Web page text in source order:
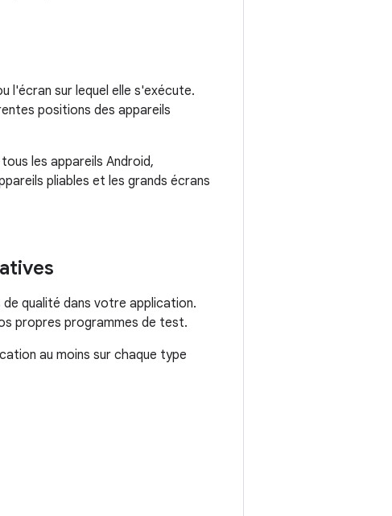
l'écran sur lequel elle s'exécute.
positions des appareils
les appareils Android,
pliables et les grands écrans
qualité dans votre application.
propres programmes de test.
au moins sur chaque type